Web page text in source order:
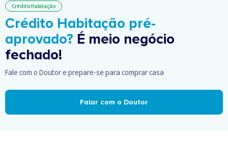
Crédito Habitação
Crédito Habitação pré-
aprovado? É meio negócio
fechado!
Fale com o Doutor e prepare-se para comprar casa
Falar com o Doutor